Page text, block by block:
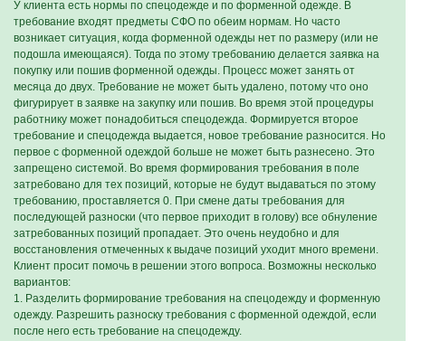
У клиента есть нормы по спецодежде и по форменной одежде. В
требование входят предметы СФО по обеим нормам. Но часто
возникает ситуация, когда форменной одежды нет по размеру (или не
подошла имеющаяся). Тогда по этому требованию делается заявка на
покупку или пошив форменной одежды. Процесс может занять от
месяца до двух. Требование не может быть удалено, потому что оно
фигурирует в заявке на закупку или пошив. Во время этой процедуры
работнику может понадобиться спецодежда. Формируется второе
требование и спецодежда выдается, новое требование разносится. Но
первое с форменной одеждой больше не может быть разнесено. Это
запрещено системой. Во время формирования требования в поле
затребовано для тех позиций, которые не будут выдаваться по этому
требованию, проставляется 0. При смене даты требования для
последующей разноски (что первое приходит в голову) все обнуление
затребованных позиций пропадает. Это очень неудобно и для
восстановления отмеченных к выдаче позиций уходит много времени.
Клиент просит помочь в решении этого вопроса. Возможны несколько
вариантов:
1. Разделить формирование требования на спецодежду и форменную
одежду. Разрешить разноску требования с форменной одеждой, если
после него есть требование на спецодежду.